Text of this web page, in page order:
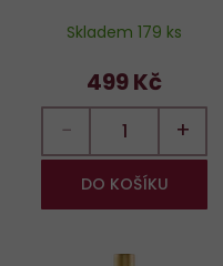
Skladem 179 ks
499 Kč
− +
DO KOŠÍKU